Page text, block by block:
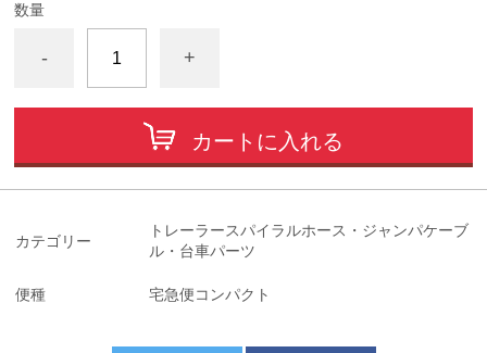
数量
- +
カートに入れる
カテゴリー
トレーラースパイラルホース・ジャンパケーブ
ル・台車パーツ
便種 宅急便コンパクト